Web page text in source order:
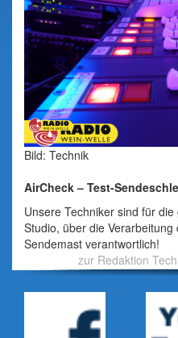
Bild: Technik
AirCheck – Test-
Unsere Techniker sind für
Studio, über die
Sendemast verantwortlich!
zur Redaktion